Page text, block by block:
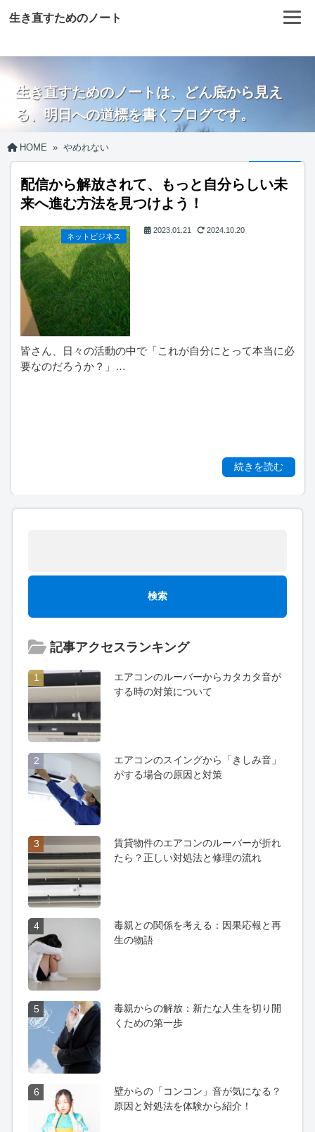
生き直すためのノート
生き直すためのノートは、どん底から見え
る、明日への道標を書くブログです。
HOME » やめれない
配信から解放されて、もっと自分らしい未
来へ進む方法を見つけよう！
ネットビジネス
2023.01.21 2024.10.20
皆さん、日々の活動の中で「これが自分にとって本当に必
要なのだろうか？」…
続きを読む
記事アクセスランキング
1
エアコンのルーバーからカタカタ音が
する時の対策について
2
エアコンのスイングから「きしみ音」
がする場合の原因と対策
3
賃貸物件のエアコンのルーバーが折れ
たら？正しい対処法と修理の流れ
4
毒親との関係を考える：因果応報と再
生の物語
5
毒親からの解放：新たな人生を切り開
くための第一歩
6
壁からの「コンコン」音が気になる？
原因と対処法を体験から紹介！